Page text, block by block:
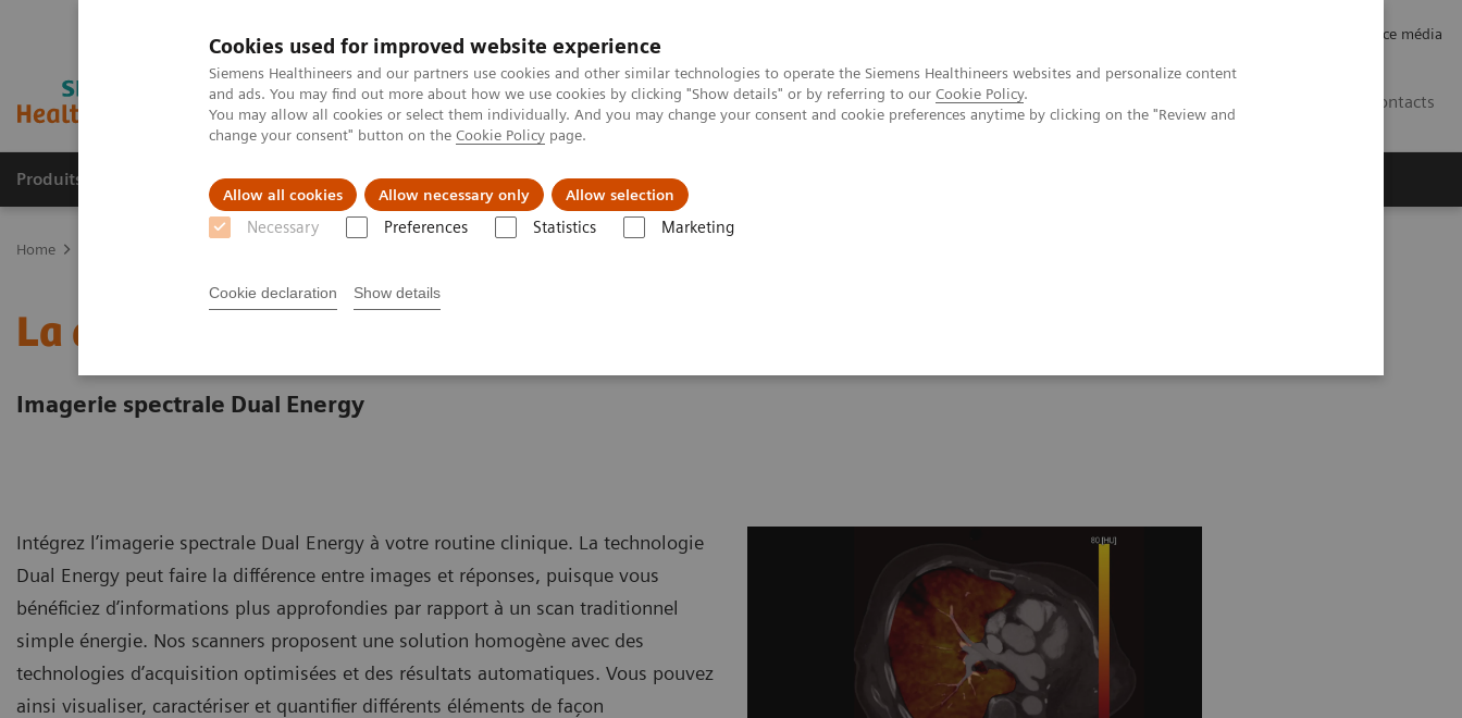
Cookies used for improved website experience
Siemens Healthineers and our partners use cookies and other similar technologies to operate the Siemens Healthineers websites and personalize content
and ads. You may find out more about how we use cookies by clicking "Show details" or by referring to our Cookie Policy.
You may allow all cookies or select them individually. And you may change your consent and cookie preferences anytime by clicking on the "Review and
change your consent" button on the Cookie Policy page.
Allow all cookies Allow necessary only Allow selection
Necessary Preferences Statistics Marketing
Cookie declaration Show details
Espace média
Contacts
Produits & services Domaines cliniques Actualités et événements
Home
La différence entre images et réponses
Imagerie spectrale Dual Energy
Intégrez l’imagerie spectrale Dual Energy à votre routine clinique. La technologie
Dual Energy peut faire la différence entre images et réponses, puisque vous
bénéficiez d’informations plus approfondies par rapport à un scan traditionnel
simple énergie. Nos scanners proposent une solution homogène avec des
technologies d’acquisition optimisées et des résultats automatiques. Vous pouvez
ainsi visualiser, caractériser et quantifier différents éléments de façon